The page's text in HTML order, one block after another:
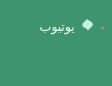
یوتیوب